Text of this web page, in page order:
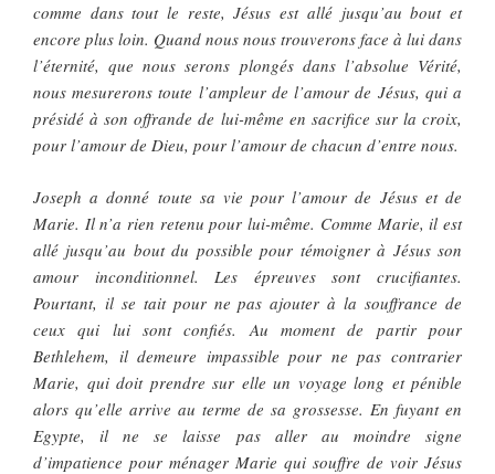
comme dans tout le reste, Jésus est allé jusqu’au bout et
encore plus loin. Quand nous nous trouverons face à lui dans
l’éternité, que nous serons plongés dans l’absolue Vérité,
nous mesurerons toute l’ampleur de l’amour de Jésus, qui a
présidé à son offrande de lui-même en sacrifice sur la croix,
pour l’amour de Dieu, pour l’amour de chacun d’entre nous.
Joseph a donné toute sa vie pour l’amour de Jésus et de
Marie. Il n’a rien retenu pour lui-même. Comme Marie, il est
allé jusqu’au bout du possible pour témoigner à Jésus son
amour inconditionnel. Les épreuves sont crucifiantes.
Pourtant, il se tait pour ne pas ajouter à la souffrance de
ceux qui lui sont confiés. Au moment de partir pour
Bethlehem, il demeure impassible pour ne pas contrarier
Marie, qui doit prendre sur elle un voyage long et pénible
alors qu’elle arrive au terme de sa grossesse. En fuyant en
Egypte, il ne se laisse pas aller au moindre signe
d’impatience pour ménager Marie qui souffre de voir Jésus